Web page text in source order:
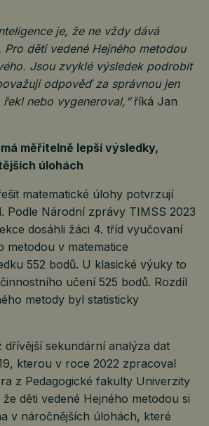
je, že ne vždy dává
Pro děti vedené Hejného metodou
Jsou zvyklé výsledek podrobit
odpověď za správnou jen
nebo vygeneroval,“říká Jan
měřitelně lepší výsledky,
úlohách
matematické úlohy potvrzují
Podle Národní zprávy TIMSS 2023
dosáhli žáci 4. tříd vyučovaní
metodou v matematice
552 bodů. U klasické výuky to
učení 525 bodů. Rozdíl
metody byl statisticky
dřívější sekundární analýza dat
kterou v roce 2022 zpracoval
z Pedagogické fakulty Univerzity
děti vedené Hejného metodou si
v náročnějších úlohách, které